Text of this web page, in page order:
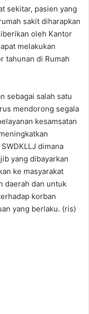
sekitar, pasien yang
sakit diharapkan
oleh Kantor
melakukan
tahunan di Rumah
sebagai salah satu
mendorong segala
kesamsatan
dimana
yang dibayarkan
ke masyarakat
daerah dan untuk
korban
yang berlaku. (ris)